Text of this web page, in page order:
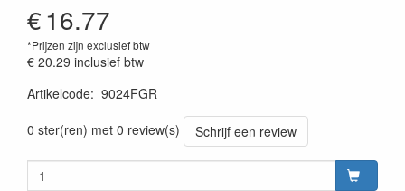
€16.77
*Prijzen zijn exclusief btw
€ 20.29 inclusief btw
Artikelcode: 9024FGR
0 ster(ren) met 0 review(s)
Schrijf een review